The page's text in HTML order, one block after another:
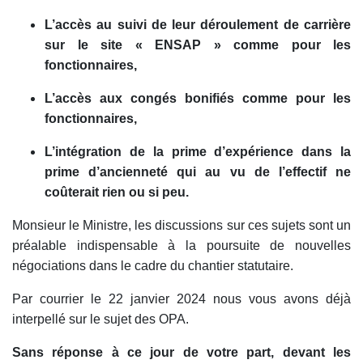
L’accès au suivi de leur déroulement de carrière
sur le site « ENSAP » comme pour les
fonctionnaires,
L’accès aux congés bonifiés comme pour les
fonctionnaires,
L’intégration de la prime d’expérience dans la
prime d’ancienneté qui au vu de l’effectif ne
coûterait rien ou si peu.
Monsieur le Ministre, les discussions sur ces sujets sont un
préalable indispensable à la poursuite de nouvelles
négociations dans le cadre du chantier statutaire.
Par courrier le 22 janvier 2024 nous vous avons déjà
interpellé sur le sujet des OPA.
Sans réponse à ce jour de votre part, devant les